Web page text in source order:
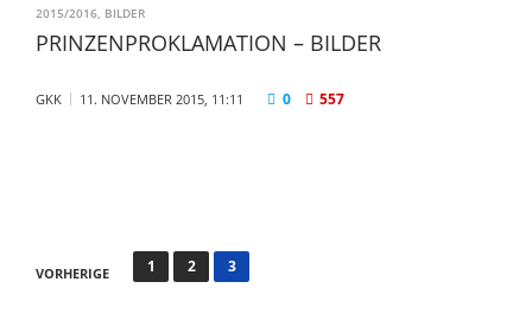
2015/2016 BILDER
PRINZENPROKLAMATION – BILDER
GKK 11. NOVEMBER 2015, 11:11 0 557
SEITENNUMMERIERUNG
VORHERIGE 1 2 3